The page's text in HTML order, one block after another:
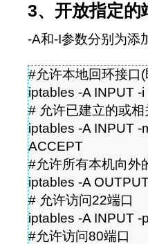
3、开放指定的
-A和-I参数分别为添
#允许本地回环接口
iptables -A INPUT -
# 允许已建立的或
iptables -A INPUT -
ACCEPT
#允许所有本机向外
iptables -A
# 允许访问22端口
iptables -A INPUT -
#允许访问80端口